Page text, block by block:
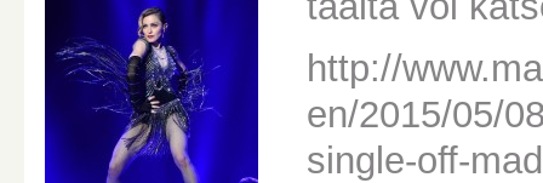
http://
en/2015/05/
single-off-